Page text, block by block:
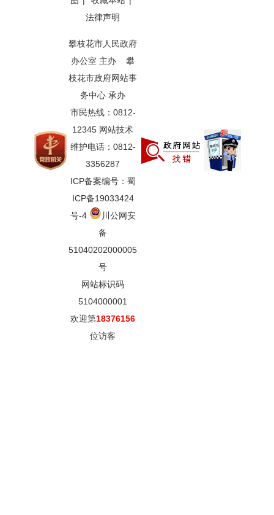
法律声明
攀枝花市人民政府
办公室 主办 攀
枝花市政府网站事
务中心 承办
市民热线：0812-
12345 网站技术
维护电话：0812-
3356287
ICP备案编号：蜀
ICP备19033424
号-4
川公网安
备
51040202000005
号
网站标识码
5104000001
欢迎第18376156
位访客